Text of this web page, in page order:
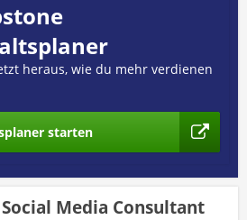
heraus, wie du mehr verdienen
starten
Media Consultant